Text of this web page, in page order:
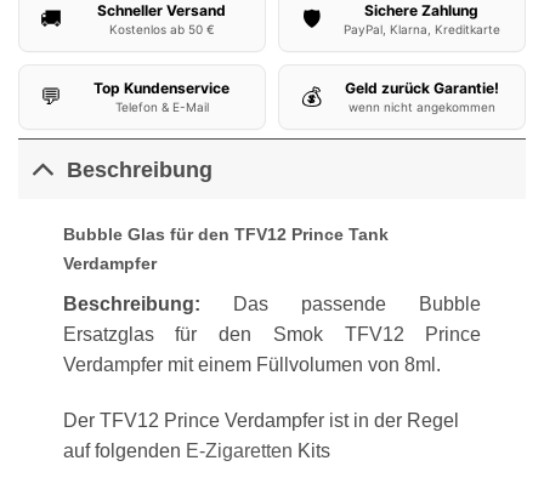
🚚 Schneller Versand
Kostenlos ab 50 € 🛡️ Sichere Zahlung
PayPal, Klarna, Kreditkarte
💬 Top Kundenservice
Telefon & E-Mail 💰 Geld zurück Garantie!
wenn nicht angekommen
Beschreibung
Bubble Glas für den TFV12 Prince Tank
Verdampfer
Beschreibung: Das passende Bubble
Ersatzglas für den Smok TFV12 Prince
Verdampfer mit einem Füllvolumen von 8ml.
Der TFV12 Prince Verdampfer ist in der Regel
auf folgenden E-Zigaretten Kits